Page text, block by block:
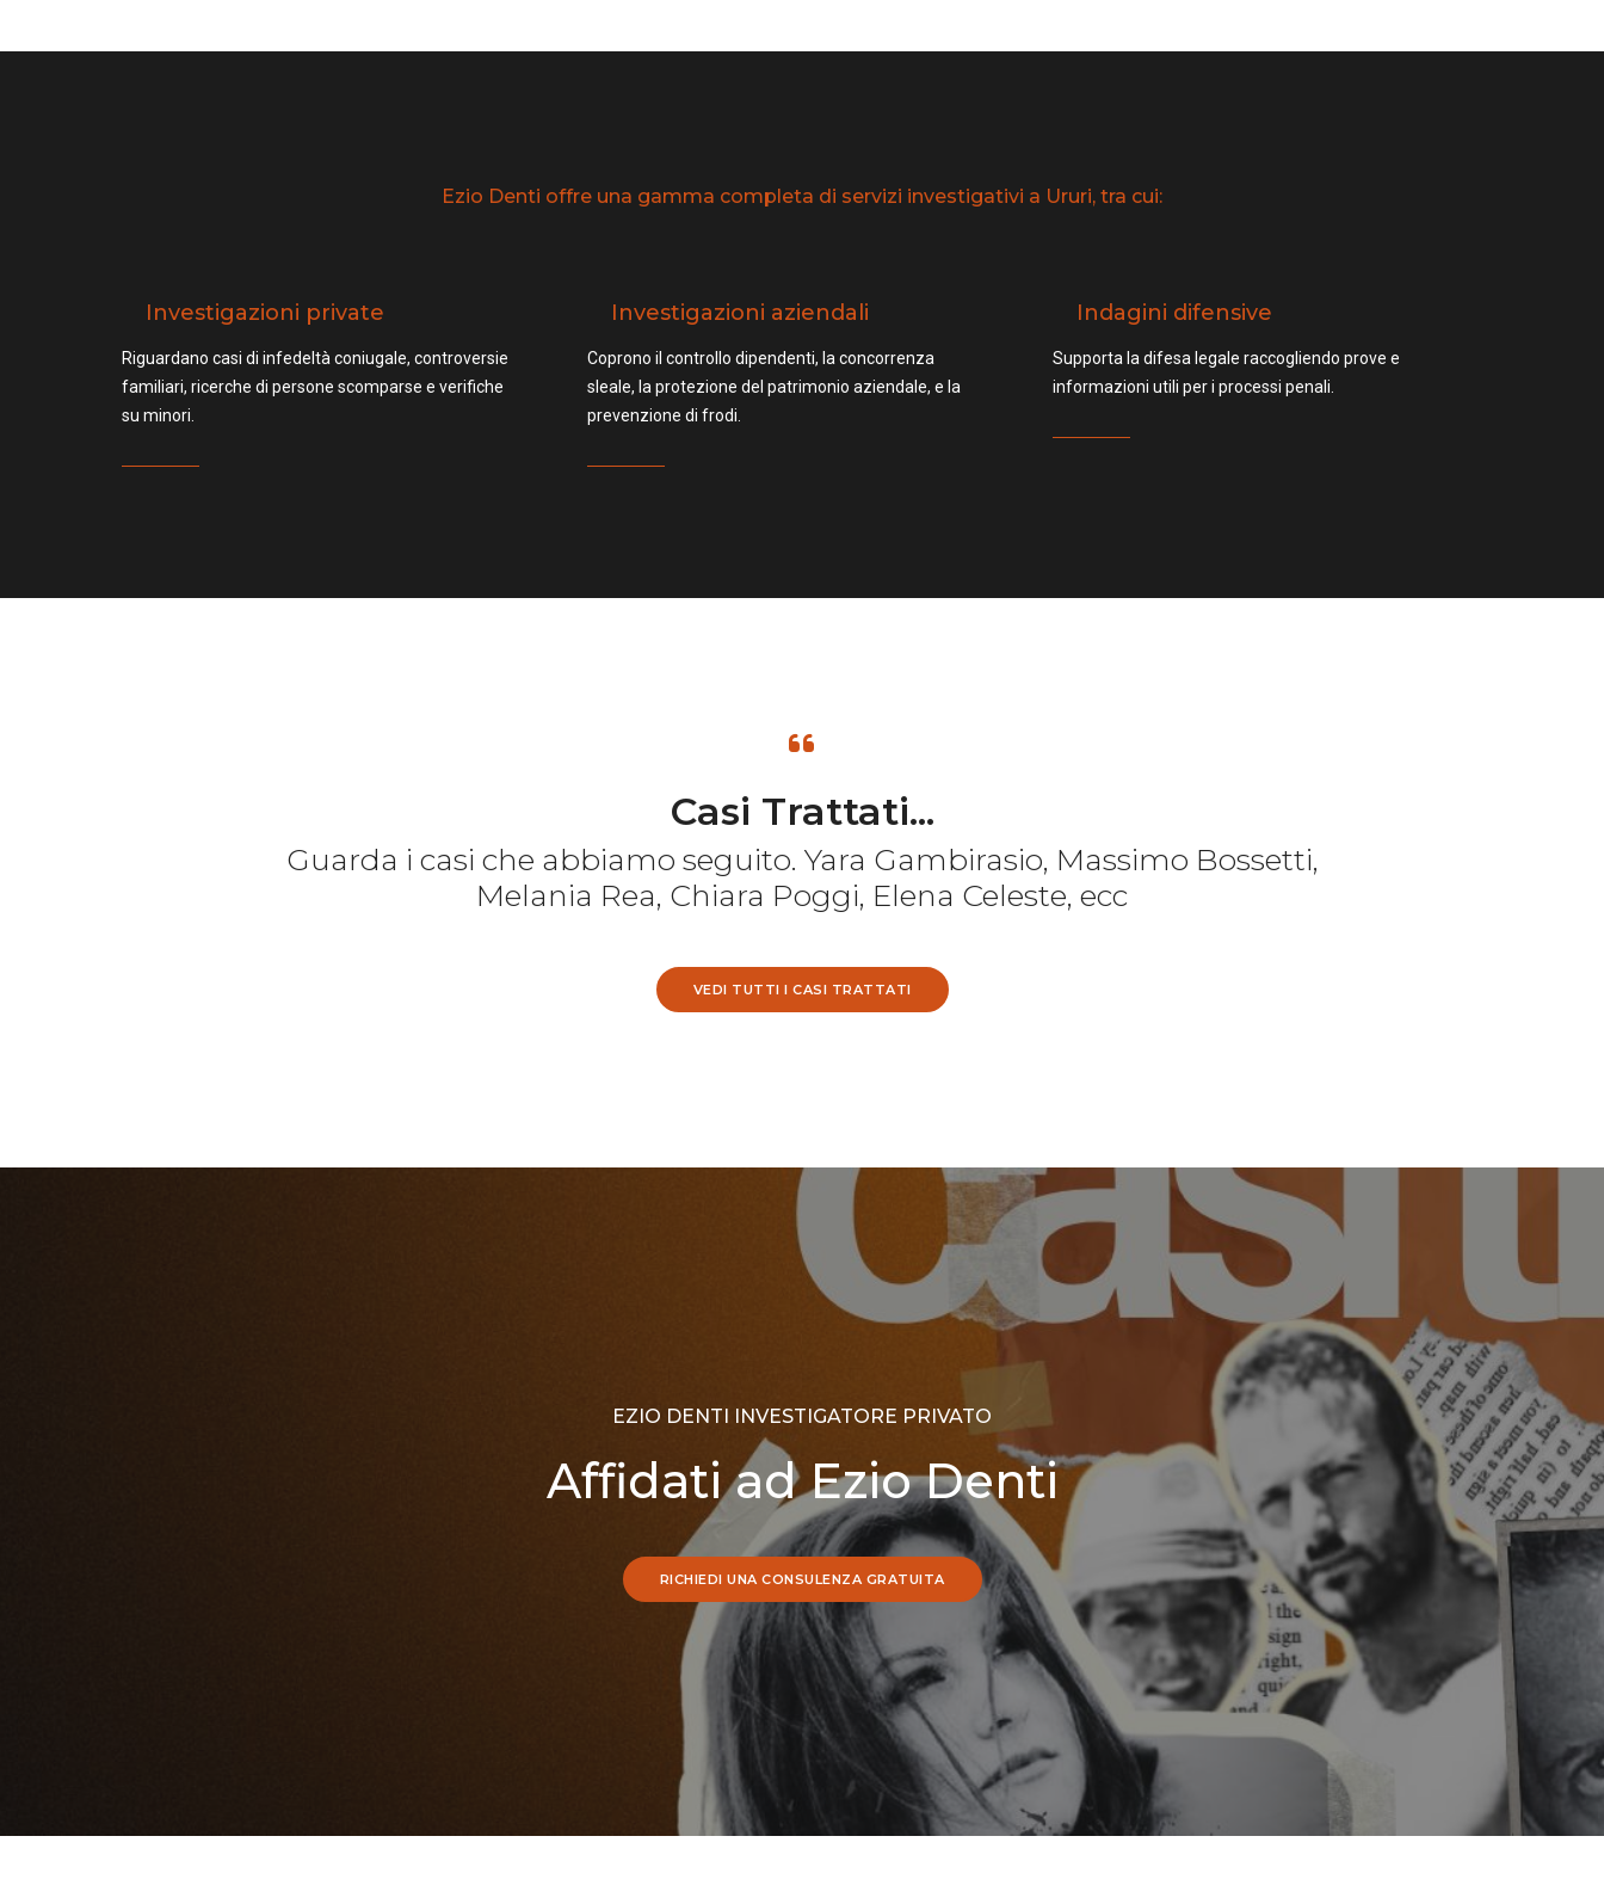
Ezio Denti offre una gamma completa di servizi investigativi a Ururi, tra cui:
Investigazioni private
Riguardano casi di infedeltà coniugale, controversie
familiari, ricerche di persone scomparse e verifiche
su minori.
Investigazioni aziendali
Coprono il controllo dipendenti, la concorrenza
sleale, la protezione del patrimonio aziendale, e la
prevenzione di frodi.
Indagini difensive
Supporta la difesa legale raccogliendo prove e
informazioni utili per i processi penali.
Casi Trattati...
Guarda i casi che abbiamo seguito. Yara Gambirasio, Massimo Bossetti,
Melania Rea, Chiara Poggi, Elena Celeste, ecc
VEDI TUTTI I CASI TRATTATI
EZIO DENTI INVESTIGATORE PRIVATO
Affidati ad Ezio Denti
RICHIEDI UNA CONSULENZA GRATUITA